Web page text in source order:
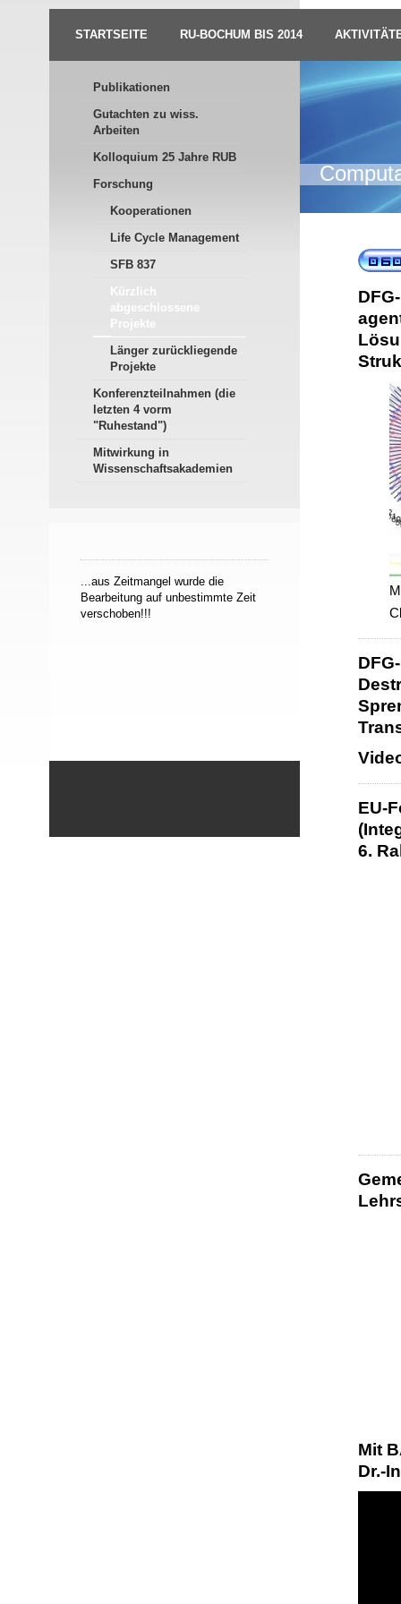
STARTSEITE RU-BOCHUM BIS 2014
Publikationen
Gutachten zu wiss.
Arbeiten
Kolloquium 25 Jahre RUB
Forschung
Kooperationen
Life Cycle Management
SFB 837
Kürzlich
abgeschlossene
Projekte
Länger zurückliegende
Projekte
Konferenzteilnahmen (die
letzten 4 vorm
"Ruhestand")
Mitwirkung in
Wissenschaftsakademien
...aus Zeitmangel wurde die
Bearbeitung auf unbestimmte Zeit
verschoben!!!
EU-
6.
Mit
Dr.-